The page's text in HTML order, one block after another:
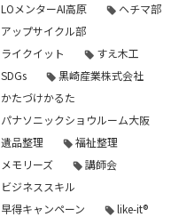
LOメンターAI高原
ヘチマ部
アップサイクル部
ライクイット
すえ木工
SDGs
黒崎産業株式会社
かたづけかるた
パナソニックショウルーム大阪
遺品整理
福祉整理
メモリーズ
講師会
ビジネススキル
早得キャンペーン
like-it®